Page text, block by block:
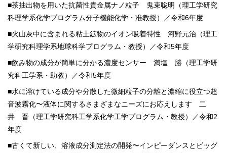
■茶抽出物を用いた抗菌性貴金属ナノ粒子 鬼束聡明（理工学研究
科理学系化学プログラム分子機能化学・准教授）／令和6年度
■火山灰中に含まれる粘土鉱物のイオン吸着特性 河野元治（理工
学研究科理学系地球科学プログラム・教授）／令和5年度
■飲み物の成分が簡単に分かる濃度センサー 満塩 勝（理工学研
究科工学系・助教）／令和5年度
■水に溶けている成分や分散した微細粒子の分離と濃縮に役立つ超
音波霧化〜液体に関するさまざまなニーズにお応えします 二
井 晋（理工学研究科工学系化学工学プログラム・教授）／令和2
年度
■古くて新しい、溶液成分測定法の開発〜インピーダンスとビッグ